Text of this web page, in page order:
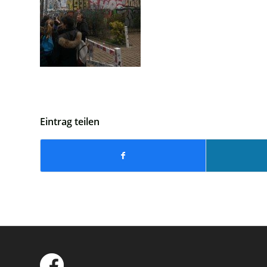
Eintrag teilen